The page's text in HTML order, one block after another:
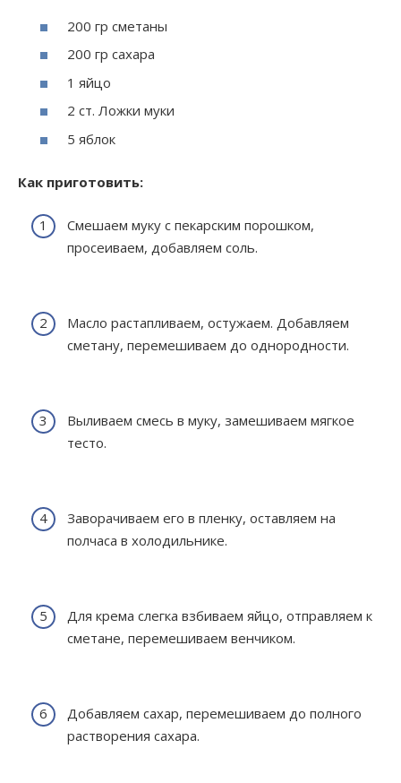
200 гр сметаны
200 гр сахара
1 яйцо
2 ст. Ложки муки
5 яблок
Как приготовить:
Смешаем муку с пекарским порошком,
просеиваем, добавляем соль.
Масло растапливаем, остужаем. Добавляем
сметану, перемешиваем до однородности.
Выливаем смесь в муку, замешиваем мягкое
тесто.
Заворачиваем его в пленку, оставляем на
полчаса в холодильнике.
Для крема слегка взбиваем яйцо, отправляем к
сметане, перемешиваем венчиком.
Добавляем сахар, перемешиваем до полного
растворения сахара.